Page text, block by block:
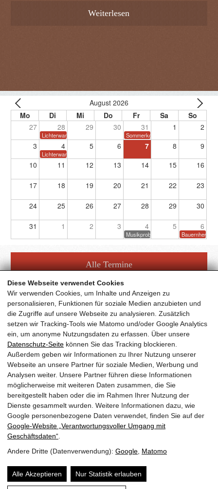
Diese Webseite verwendet Cookies
Wir verwenden Cookies, um Inhalte und Anzeigen zu
personalisieren, Funktionen für soziale Medien anzubieten und
die Zugriffe auf unsere Webseite zu analysieren. Zusätzlich
setzen wir Tracking-Tools wie Matomo und/oder Google Analytics
ein, um anonyme Nutzungsdaten zu erfassen. Über unsere
Datenschutz-Seite können Sie das Tracking blockieren.
Außerdem geben wir Informationen zu Ihrer Nutzung unserer
Webseite an unsere Partner für soziale Medien, Werbung und
Analysen weiter. Unsere Partner führen diese Informationen
möglicherweise mit weiteren Daten zusammen, die Sie
bereitgestellt haben oder die im Rahmen Ihrer Nutzung der
Dienste gesammelt wurden. Weitere Informationen dazu, wie
Google personenbezogene Daten verwendet, finden Sie auf der
Google‑Website „Verantwortungsvoller Umgang mit
Geschäftsdaten“
Andere Dritte (Datenverwendung): Google Matomo
Alle Akzeptieren Nur Statistik erlauben
Weiterlesen
August 2026
27 28 29 30 31 1 2
Lichterwanderung Sommerkonzert
3 4 5 6 7 8 9
Lichterwanderung
10 11 12 13 14 15 16
17 18 19 20 21 22 23
24 25 26 27 28 29 30
31 1 2 3 4 5 6
Musikprobe
Alle Termine
Facebook Fanpage
YouTube Channel
Trachtenmusikkapelle Taxenbach
Obfrau:Andrea Hofer
Gschwandtnerberg 21
5660Taxenbach
Sitemap